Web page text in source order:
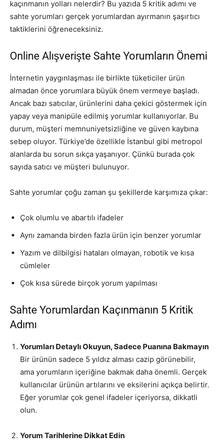
kaçınmanın yolları nelerdir? Bu yazıda 5 kritik adımı ve
sahte yorumları gerçek yorumlardan ayırmanın şaşırtıcı
taktiklerini öğreneceksiniz.
Online Alışverişte Sahte Yorumların Önemi
İnternetin yaygınlaşması ile birlikte tüketiciler ürün
almadan önce yorumlara büyük önem vermeye başladı.
Ancak bazı satıcılar, ürünlerini daha çekici göstermek için
yapay veya manipüle edilmiş yorumlar kullanıyorlar. Bu
durum, müşteri memnuniyetsizliğine ve güven kaybına
sebep oluyor. Türkiye’de özellikle İstanbul gibi metropol
alanlarda bu sorun sıkça yaşanıyor. Çünkü burada çok
sayıda satıcı ve müşteri bulunuyor.
Sahte yorumlar çoğu zaman şu şekillerde karşımıza çıkar:
Çok olumlu ve abartılı ifadeler
Aynı zamanda birden fazla ürün için benzer yorumlar
Yazım ve dilbilgisi hataları olmayan, robotik ve kısa
cümleler
Çok kısa sürede birçok yorum yapılması
Sahte Yorumlardan Kaçınmanın 5 Kritik
Adımı
Yorumları Detaylı Okuyun, Sadece Puanına Bakmayın
Bir ürünün sadece 5 yıldız alması cazip görünebilir,
ama yorumların içeriğine bakmak daha önemli. Gerçek
kullanıcılar ürünün artılarını ve eksilerini açıkça belirtir.
Eğer yorumlar çok genel ifadeler içeriyorsa, dikkatli
olun.
Yorum Tarihlerine Dikkat Edin